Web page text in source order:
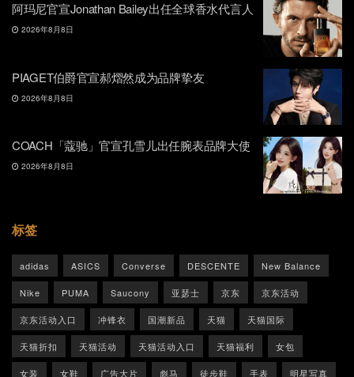
阿玛尼官宣Jonathan Bailey出任全球香水代言人
2026年8月8日
PIAGET伯爵官宣郝熠然成为品牌挚友
2026年8月8日
COACH「蔻驰」官宣孔雪儿出任腕表品牌大使
2026年8月8日
标签
adidas ASICS Converse DESCENTE New Balance
Nike PUMA Saucony 亚瑟士 京东 京东活动
京东活动入口 冲锋衣 国潮新品 天猫 天猫国际
天猫折扣 天猫活动 天猫活动入口 天猫福利 女包
女装 女鞋 广告大片 彪马 徒步鞋 手表 明星写真